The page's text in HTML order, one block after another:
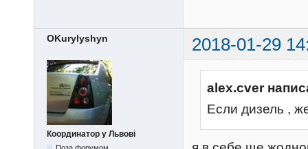
OKurylyshyn 2018-01-29
Координатор у Львові
alex.cver
Если дизель ,